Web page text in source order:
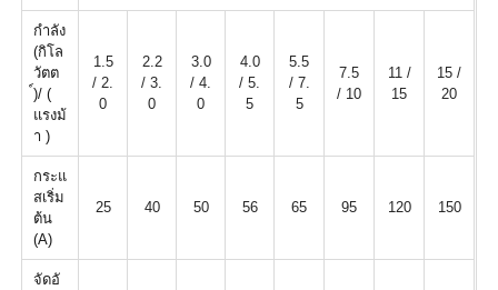
กำลัง
(กิโล
วัตต
์)/ (
แรงม้
า )
1.5
/ 2.
0
2.2
/ 3.
0
3.0
/ 4.
0
4.0
/ 5.
5
5.5
/ 7.
5
7.5
/ 10
11 /
15
15 /
20
กระแ
สเริ่ม
ต้น
(A)
25 40 50 56 65 95 120 150
จัดอั